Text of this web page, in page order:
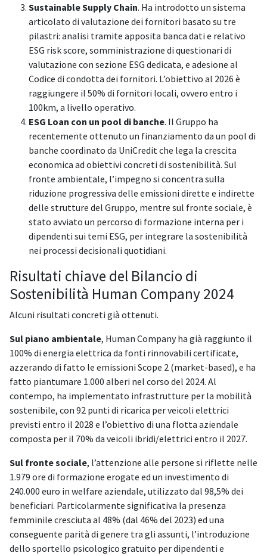
Sustainable Supply Chain. Ha introdotto un sistema
articolato di valutazione dei fornitori basato su tre
pilastri: analisi tramite apposita banca dati e relativo
ESG risk score, somministrazione di questionari di
valutazione con sezione ESG dedicata, e adesione al
Codice di condotta dei fornitori. L’obiettivo al 2026 è
raggiungere il 50% di fornitori locali, ovvero entro i
100km, a livello operativo.
ESG Loan con un pool di banche. Il Gruppo ha
recentemente ottenuto un finanziamento da un pool di
banche coordinato da UniCredit che lega la crescita
economica ad obiettivi concreti di sostenibilità. Sul
fronte ambientale, l’impegno si concentra sulla
riduzione progressiva delle emissioni dirette e indirette
delle strutture del Gruppo, mentre sul fronte sociale, è
stato avviato un percorso di formazione interna per i
dipendenti sui temi ESG, per integrare la sostenibilità
nei processi decisionali quotidiani.
Risultati chiave del Bilancio di
Sostenibilità Human Company 2024
Alcuni risultati concreti già ottenuti.
Sul piano ambientale, Human Company ha già raggiunto il
100% di energia elettrica da fonti rinnovabili certificate,
azzerando di fatto le emissioni Scope 2 (market-based), e ha
fatto piantumare 1.000 alberi nel corso del 2024. Al
contempo, ha implementato infrastrutture per la mobilità
sostenibile, con 92 punti di ricarica per veicoli elettrici
previsti entro il 2028 e l’obiettivo di una flotta aziendale
composta per il 70% da veicoli ibridi/elettrici entro il 2027.
Sul fronte sociale, l’attenzione alle persone si riflette nelle
1.979 ore di formazione erogate ed un investimento di
240.000 euro in welfare aziendale, utilizzato dal 98,5% dei
beneficiari. Particolarmente significativa la presenza
femminile cresciuta al 48% (dal 46% del 2023) ed una
conseguente parità di genere tra gli assunti, l’introduzione
dello sportello psicologico gratuito per dipendenti e